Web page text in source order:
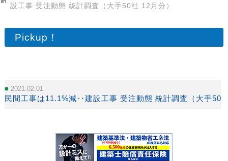
設工事 受注動態 統計調査（大手50社 12月分）
Pickup！
2021.02.01
民間工事は11.1%減‥建設工事 受注動態 統計調査（大手50